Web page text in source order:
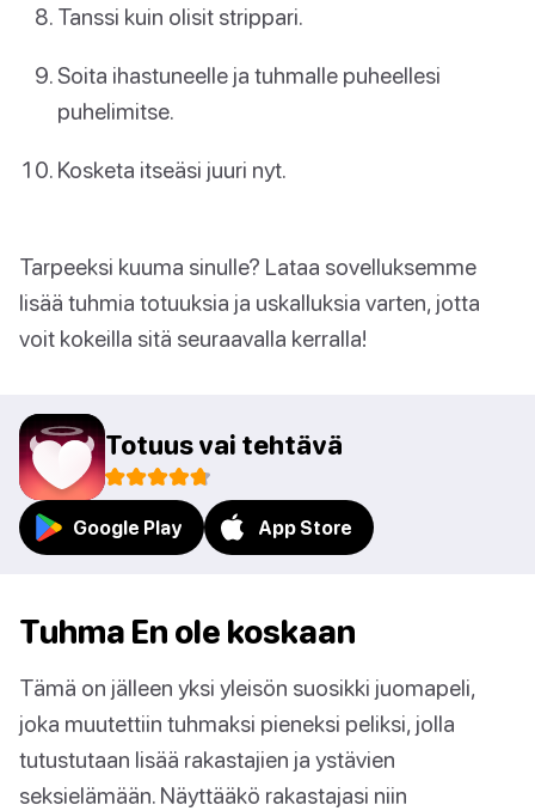
Tanssi kuin olisit strippari.
Soita ihastuneelle ja tuhmalle puheellesi
puhelimitse.
Kosketa itseäsi juuri nyt.
Tarpeeksi kuuma sinulle? Lataa sovelluksemme
lisää tuhmia totuuksia ja uskalluksia varten, jotta
voit kokeilla sitä seuraavalla kerralla!
Totuus vai tehtävä
Google Play App Store
Tuhma En ole koskaan
Tämä on jälleen yksi yleisön suosikki juomapeli,
joka muutettiin tuhmaksi pieneksi peliksi, jolla
tutustutaan lisää rakastajien ja ystävien
seksielämään. Näyttääkö rakastajasi niin